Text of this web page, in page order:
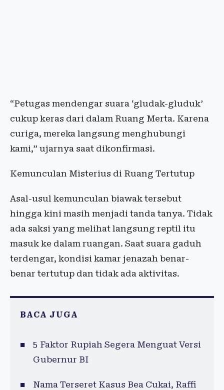
“Petugas mendengar suara ‘gludak-gluduk’
cukup keras dari dalam Ruang Merta. Karena
curiga, mereka langsung menghubungi
kami,” ujarnya saat dikonfirmasi.
Kemunculan Misterius di Ruang Tertutup
Asal-usul kemunculan biawak tersebut
hingga kini masih menjadi tanda tanya. Tidak
ada saksi yang melihat langsung reptil itu
masuk ke dalam ruangan. Saat suara gaduh
terdengar, kondisi kamar jenazah benar-
benar tertutup dan tidak ada aktivitas.
BACA JUGA
5 Faktor Rupiah Segera Menguat Versi
Gubernur BI
Nama Terseret Kasus Bea Cukai, Raffi